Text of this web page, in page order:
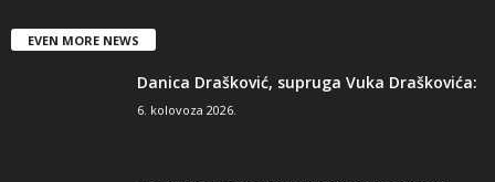
EVEN MORE NEWS
Danica Drašković, supruga Vuka Draškovića:
6. kolovoza 2026.